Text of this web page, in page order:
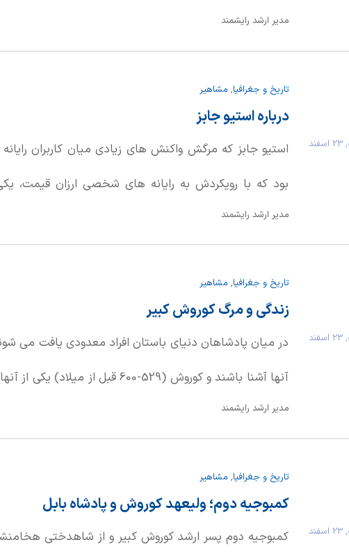
ملقب به عادلشاه که برادرزاده نادرشاه بود اخته شد. دلیل
محمد خان بود. چون عادلشاه به آقا محمد خان دست پیدا
درآورد. آقا محمد خان مردی توانا و نیرومند و با تدبیر و
روسیه هم حمله کرد
مدیر ارشد رایشمند
دوشنبه, 23 اسفند
تاریخ و جغرافیا, مشاهیر
درباره استیو جابز
استیو جابز كه مرگش واكنش های زیادی میان كاربران
بود كه با رویكردش به رایانه های شخصی ارزان قیمت،
گذشته را پایه گذاری كرد.
مدیر ارشد رایشمند
دوشنبه, 23 اسفند
تاریخ و جغرافیا, مشاهیر
زندگی و مرگ کوروش کبیر
در میان پادشاهان دنیای باستان افراد معدودی یافت می
آنها آشنا باشند و کوروش (529-600
پادشاهان عهد قدیم است که از خود نامی نیک به جا
سخاوت مشهور است و این در حالی است که پادشاهی عاقل،
بزرگ و مسلط به فنون جنگی بوده است
مدیر ارشد رایشمند
دوشنبه, 23 اسفند
تاریخ و جغرافیا, مشاهیر
کمبوجیه دوم؛ ولیعهد کوروش و پادشاه بابل
کمبوجیه دوم پسر ارشد کوروش کبیر و از شاهدختی